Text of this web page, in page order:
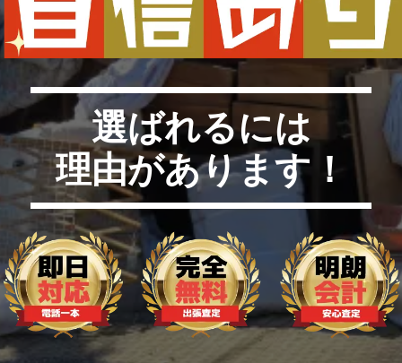
選ばれるには
理由があります！